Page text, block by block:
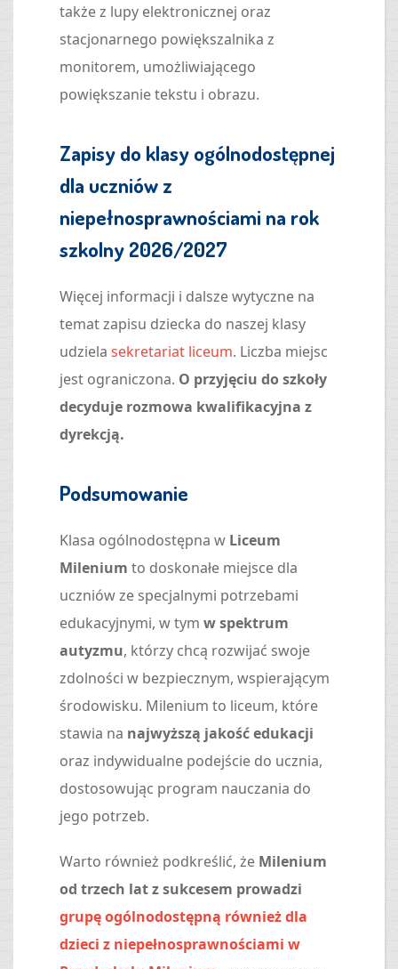
także z lupy elektronicznej oraz
stacjonarnego powiększalnika z
monitorem, umożliwiającego
powiększanie tekstu i obrazu.
Zapisy do klasy ogólnodostępnej
dla uczniów z
niepełnosprawnościami na rok
szkolny 2026/2027
Więcej informacji i dalsze wytyczne na
temat zapisu dziecka do naszej klasy
udziela sekretariat liceum. Liczba miejsc
jest ograniczona. O przyjęciu do szkoły
decyduje rozmowa kwalifikacyjna z
dyrekcją.
Podsumowanie
Klasa ogólnodostępna w Liceum
Milenium to doskonałe miejsce dla
uczniów ze specjalnymi potrzebami
edukacyjnymi, w tym w spektrum
autyzmu, którzy chcą rozwijać swoje
zdolności w bezpiecznym, wspierającym
środowisku. Milenium to liceum, które
stawia na najwyższą jakość edukacji
oraz indywidualne podejście do ucznia,
dostosowując program nauczania do
jego potrzeb.
Warto również podkreślić, że Milenium
od trzech lat z sukcesem prowadzi
grupę ogólnodostępną również dla
dzieci z niepełnosprawnościami w